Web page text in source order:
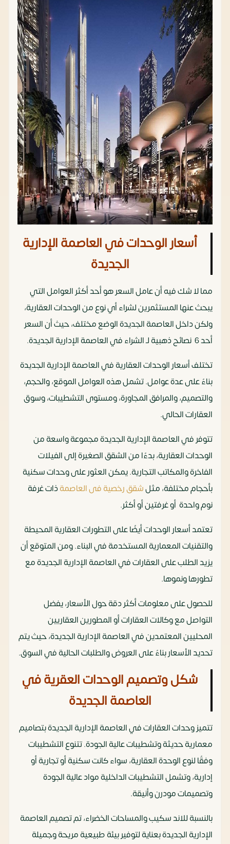
أسعار الوحدات في العاصمة الإدارية
الجديدة
مما لا شك فيه أن عامل السعر هو أحد أكثر العوامل التي
يبحث عنها المستثمرين لشراء أي نوع من الوحدات العقارية،
ولكن داخل العاصمة الجديدة الوضع مختلف، حيث أن السعر
أحد 6 نصائح ذهبية لـ الشراء في العاصمة الإدارية الجديدة.
تختلف أسعار الوحدات العقارية في العاصمة الإدارية الجديدة
بناءً على عدة عوامل. تشمل هذه العوامل الموقع، والحجم،
والتصميم، والمرافق المجاورة، ومستوى التشطيبات، وسوق
العقارات الحالي.
تتوفر في العاصمة الإدارية الجديدة مجموعة واسعة من
الوحدات العقارية، بدءًا من الشقق الصغيرة إلى الفيلات
الفاخرة والمكاتب التجارية. يمكن العثور على وحدات سكنية
بأحجام مختلفة، مثلشقق رخصية فى العاصمةذات غرفة
نوم واحدة أو غرفتين أو أكثر.
تعتمد أسعار الوحدات أيضًا على التطورات العقارية المحيطة
والتقنيات المعمارية المستخدمة في البناء. ومن المتوقع أن
يزيد الطلب على العقارات في العاصمة الإدارية الجديدة مع
تطورها ونموها.
للحصول على معلومات أكثر دقة حول الأسعار، يفضل
التواصل مع وكالات العقارات أو المطورين العقاريين
المحليين المعتمدين في العاصمة الإدارية الجديدة، حيث يتم
تحديد الأسعار بناءً على العروض والطلبات الحالية في السوق.
شكل وتصميم الوحدات العقرية في
العاصمة الجديدة
تتميز وحدات العقارات في العاصمة الإدارية الجديدة بتصاميم
معمارية حديثة وتشطيبات عالية الجودة. تتنوع التشطيبات
وفقًا لنوع الوحدة العقارية، سواء كانت سكنية أو تجارية أو
إدارية، وتشمل التشطيبات الداخلية مواد عالية الجودة
وتصميمات مودرن وأنيقة.
بالنسبة للاند سكيب والمساحات الخضراء، تم تصميم العاصمة
الإدارية الجديدة بعناية لتوفير بيئة طبيعية مريحة وجميلة